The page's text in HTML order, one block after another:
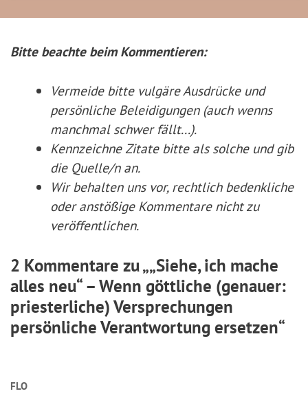
Bitte beachte beim Kommentieren:
Vermeide bitte vulgäre Ausdrücke und
persönliche Beleidigungen (auch wenns
manchmal schwer fällt...).
Kennzeichne Zitate bitte als solche und gib
die Quelle/n an.
Wir behalten uns vor, rechtlich bedenkliche
oder anstößige Kommentare nicht zu
veröffentlichen.
2 Kommentare zu „„Siehe, ich mache
alles neu“ – Wenn göttliche (genauer:
priesterliche) Versprechungen
persönliche Verantwortung ersetzen“
FLO